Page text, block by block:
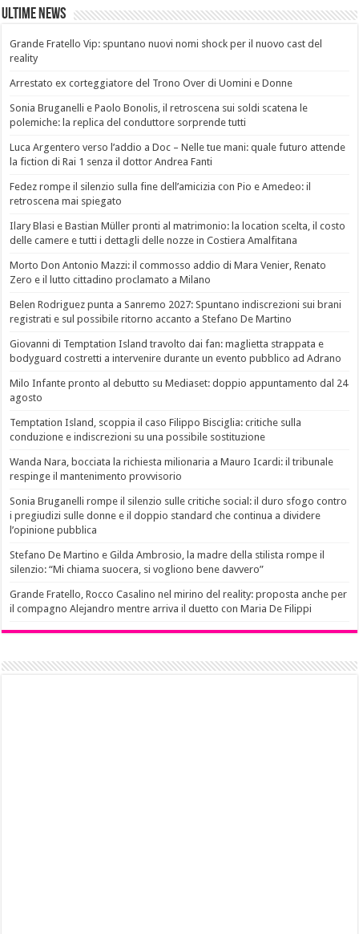
Ultime News
Grande Fratello Vip: spuntano nuovi nomi shock per il nuovo cast del
reality
Arrestato ex corteggiatore del Trono Over di Uomini e Donne
Sonia Bruganelli e Paolo Bonolis, il retroscena sui soldi scatena le
polemiche: la replica del conduttore sorprende tutti
Luca Argentero verso l’addio a Doc – Nelle tue mani: quale futuro attende
la fiction di Rai 1 senza il dottor Andrea Fanti
Fedez rompe il silenzio sulla fine dell’amicizia con Pio e Amedeo: il
retroscena mai spiegato
Ilary Blasi e Bastian Müller pronti al matrimonio: la location scelta, il costo
delle camere e tutti i dettagli delle nozze in Costiera Amalfitana
Morto Don Antonio Mazzi: il commosso addio di Mara Venier, Renato
Zero e il lutto cittadino proclamato a Milano
Belen Rodriguez punta a Sanremo 2027: Spuntano indiscrezioni sui brani
registrati e sul possibile ritorno accanto a Stefano De Martino
Giovanni di Temptation Island travolto dai fan: maglietta strappata e
bodyguard costretti a intervenire durante un evento pubblico ad Adrano
Milo Infante pronto al debutto su Mediaset: doppio appuntamento dal 24
agosto
Temptation Island, scoppia il caso Filippo Bisciglia: critiche sulla
conduzione e indiscrezioni su una possibile sostituzione
Wanda Nara, bocciata la richiesta milionaria a Mauro Icardi: il tribunale
respinge il mantenimento provvisorio
Sonia Bruganelli rompe il silenzio sulle critiche social: il duro sfogo contro
i pregiudizi sulle donne e il doppio standard che continua a dividere
l’opinione pubblica
Stefano De Martino e Gilda Ambrosio, la madre della stilista rompe il
silenzio: “Mi chiama suocera, si vogliono bene davvero”
Grande Fratello, Rocco Casalino nel mirino del reality: proposta anche per
il compagno Alejandro mentre arriva il duetto con Maria De Filippi